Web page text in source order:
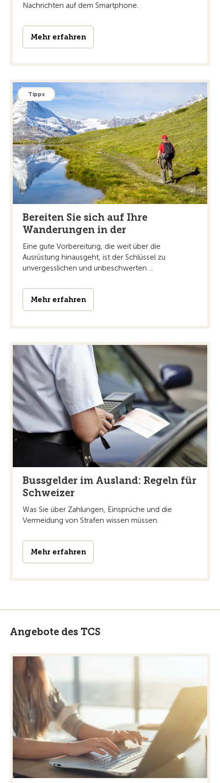
Nachrichten auf dem Smartphone.
Mehr erfahren
Tipps
Bereiten Sie sich auf Ihre
Wanderungen in der
Eine gute Vorbereitung, die weit über die
Ausrüstung hinausgeht, ist der Schlüssel zu
unvergesslichen und unbeschwerten ...
Mehr erfahren
Bussgelder im Ausland: Regeln für
Schweizer
Was Sie über Zahlungen, Einsprüche und die
Vermeidung von Strafen wissen müssen.
Mehr erfahren
Angebote des TCS